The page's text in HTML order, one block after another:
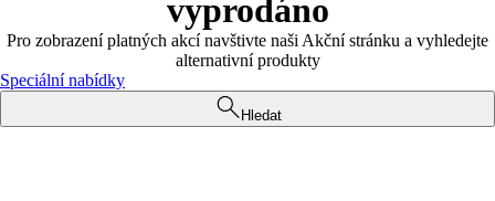
vyprodáno
Pro zobrazení platných akcí navštivte naši Akční stránku a vyhledejte
alternativní produkty
Speciální nabídky
Hledat